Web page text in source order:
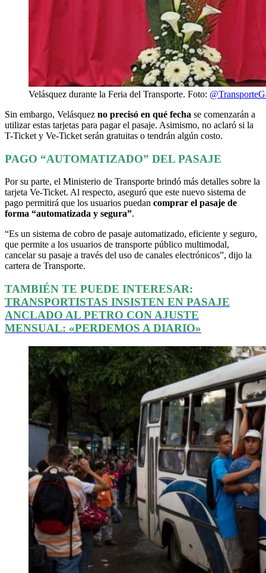
Velásquez durante la Feria del Transporte. Foto:
Sin embargo, Velásquez no precisó en qué fecha se comenzarán a
utilizar estas tarjetas para pagar el pasaje. Asimismo, no aclaró si la
T-Ticket y Ve-Ticket serán gratuitas o tendrán algún costo.
PAGO “AUTOMATIZADO” DEL PASAJE
Por su parte, el Ministerio de Transporte brindó más detalles sobre la
tarjeta Ve-Ticket. Al respecto, aseguró que este nuevo sistema de
pago permitirá que los usuarios puedan comprar el pasaje de
forma “automatizada y segura”.
“Es un sistema de cobro de pasaje automatizado, eficiente y seguro,
que permite a los usuarios de transporte público multimodal,
cancelar su pasaje a través del uso de canales electrónicos”, dijo la
cartera de Transporte.
TAMBIÉN TE PUEDE INTERESAR:
TRANSPORTISTAS INSISTEN EN PASAJE
ANCLADO AL PETRO CON AJUSTE
MENSUAL: «PERDEMOS A DIARIO»